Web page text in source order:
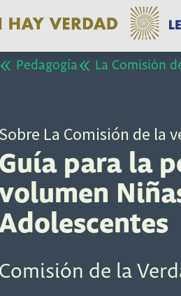
Pedagogía La Comisión
Sobre La Comisión de la
Guía para la
Comisión de la